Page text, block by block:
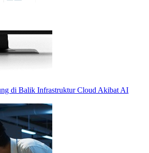
di Balik Infrastruktur Cloud Akibat AI